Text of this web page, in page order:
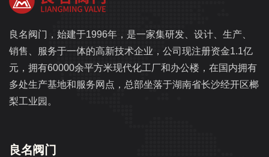
良名阀门，始建于1996年，是一家集研发、设计、生产、
销售、服务于一体的高新技术企业，公司现注册资金1.1亿
元，拥有60000余平方米现代化工厂和办公楼，在国内拥有
多处生产基地和服务网点，总部坐落于湖南省长沙经开区榔
梨工业园。
良名阀门